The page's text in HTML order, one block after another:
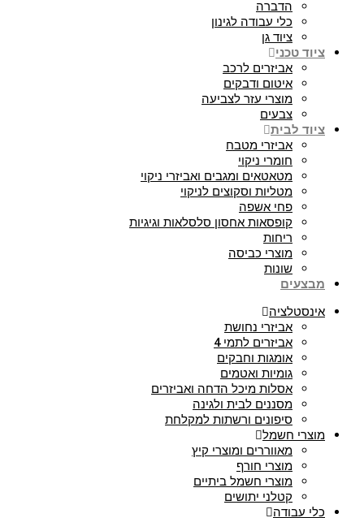
הדברה
כלי עבודה לגינון
ציוד גן
ציוד טכני
אביזרים לרכב
איטום ודבקים
מוצרי עזר לצביעה
צבעים
ציוד לבית
אביזרי מטבח
חומרי ניקוי
מטאטאים ומגבים ואביזרי ניקוי
מטליות וסקוצים לניקוי
פחי אשפה
קופסאות אחסון סלסלאות וגיגיות
ריחות
מוצרי כביסה
שונות
מבצעים
אינסטלציה
אביזרי נחושת
אביזרים לתמי 4
אומגות וחבקים
גומיות ואטמים
אסלות מיכל הדחה ואביזרים
מסננים לבית ולגינה
סיפונים ורשתות למקלחת
מוצרי חשמל
מאווררים ומוצרי קיץ
מוצרי חורף
מוצרי חשמל ביתיים
קטלני יתושים
כלי עבודה